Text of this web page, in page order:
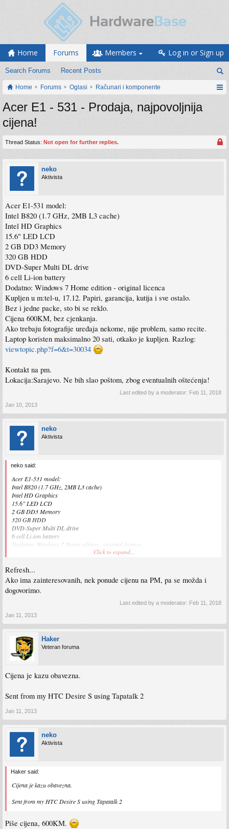
Home Forums
Search Forums Recent Posts
Members Log in or Sign up
Home Forums Oglasi Računari i komponente
Acer E1 - 531 - Prodaja, najpovoljnija
cijena!
Thread Status: Not open for further replies.
neko
Aktivista
Acer E1-531 model:
Intel B820 (1.7 GHz, 2MB L3 cache)
Intel HD Graphics
15.6" LED LCD
2 GB DD3 Memory
320 GB HDD
DVD-Super Multi DL drive
6 cell Li-ion battery
Dodatno: Windows 7 Home edition - original licenca
Kupljen u m:tel-u, 17.12. Papiri, garancija, kutija i sve ostalo.
Bez i jedne packe, sto bi se reklo.
Cijena 600KM, bez cjenkanja.
Ako trebaju fotografije uređaja nekome, nije problem, samo recite.
Laptop koristen maksimalno 20 sati, otkako je kupljen. Razlog:
viewtopic.php?f=6&t=30034
Kontakt na pm.
Lokacija:Sarajevo. Ne bih slao poštom, zbog eventualnih oštećenja!
Last edited by a moderator: Feb 11, 2018
Jan 10, 2013
neko
Aktivista
neko said:
Acer E1-531 model:
Intel B820 (1.7 GHz, 2MB L3 cache)
Intel HD Graphics
15.6" LED LCD
2 GB DD3 Memory
320 GB HDD
DVD-Super Multi DL drive
6 cell Li-ion battery
Dodatno: Windows 7 Home edition - original licenca
Kupljen u m:tel-u, 17.12. Papiri, garancija, kutija i sve ostalo.
Cijena 600KM.
Ako trebaju fotografije uređaja nekome, nije problem, samo recite.
Laptop koristen maksimalno 20 sati, otkako je kupljen. Razlog:viewtopic.php?
f=6&t=30034
Lokacija:Sarajevo. Ne bih slao poštom, zbog eventualnih oštećenja!
Click to expand...
Refresh...
Ako ima zainteresovanih, nek ponude cijenu na PM, pa se možda i
dogovorimo.
Last edited by a moderator: Feb 11, 2018
Jan 11, 2013
Haker
Veteran foruma
Cijena je kazu obavezna.
Sent from my HTC Desire S using Tapatalk 2
Jan 11, 2013
neko
Aktivista
Haker said:
Cijena je kazu obavezna.
Sent from my HTC Desire S using Tapatalk 2
Piše cijena, 600KM.